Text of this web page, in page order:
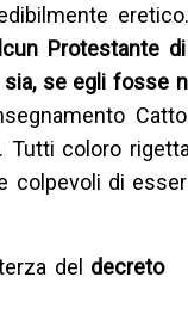
Protestante
se egli fosse
Tutti coloro
colpevoli di
del decreto